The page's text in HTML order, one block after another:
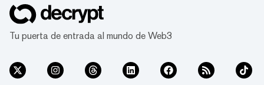
Tu puerta de entrada al mundo de Web3